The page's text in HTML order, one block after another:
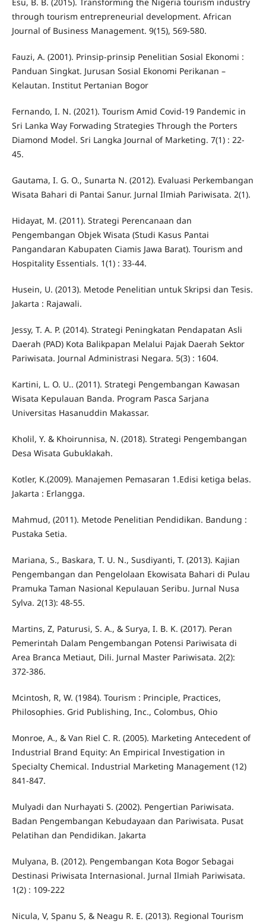
through tourism entrepreneurial development. African
Journal of Business Management. 9(15), 569-580.
Fauzi, A. (2001). Prinsip-prinsip Penelitian Sosial Ekonomi :
Panduan Singkat. Jurusan Sosial Ekonomi Perikanan –
Kelautan. Institut Pertanian Bogor
Fernando, I. N. (2021). Tourism Amid Covid-19 Pandemic in
Sri Lanka Way Forwading Strategies Through the Porters
Diamond Model. Sri Langka Journal of Marketing. 7(1) : 22-
45.
Gautama, I. G. O., Sunarta N. (2012). Evaluasi Perkembangan
Wisata Bahari di Pantai Sanur. Jurnal Ilmiah Pariwisata. 2(1).
Hidayat, M. (2011). Strategi Perencanaan dan
Pengembangan Objek Wisata (Studi Kasus Pantai
Pangandaran Kabupaten Ciamis Jawa Barat). Tourism and
Hospitality Essentials. 1(1) : 33-44.
Husein, U. (2013). Metode Penelitian untuk Skripsi dan Tesis.
Jakarta : Rajawali.
Jessy, T. A. P. (2014). Strategi Peningkatan Pendapatan Asli
Daerah (PAD) Kota Balikpapan Melalui Pajak Daerah Sektor
Pariwisata. Journal Administrasi Negara. 5(3) : 1604.
Kartini, L. O. U.. (2011). Strategi Pengembangan Kawasan
Wisata Kepulauan Banda. Program Pasca Sarjana
Universitas Hasanuddin Makassar.
Kholil, Y. & Khoirunnisa, N. (2018). Strategi Pengembangan
Desa Wisata Gubuklakah.
Kotler, K.(2009). Manajemen Pemasaran 1.Edisi ketiga belas.
Jakarta : Erlangga.
Mahmud, (2011). Metode Penelitian Pendidikan. Bandung :
Pustaka Setia.
Mariana, S., Baskara, T. U. N., Susdiyanti, T. (2013). Kajian
Pengembangan dan Pengelolaan Ekowisata Bahari di Pulau
Pramuka Taman Nasional Kepulauan Seribu. Jurnal Nusa
Sylva. 2(13): 48-55.
Martins, Z, Paturusi, S. A., & Surya, I. B. K. (2017). Peran
Pemerintah Dalam Pengembangan Potensi Pariwisata di
Area Branca Metiaut, Dili. Jurnal Master Pariwisata. 2(2):
372-386.
Mcintosh, R, W. (1984). Tourism : Principle, Practices,
Philosophies. Grid Publishing, Inc., Colombus, Ohio
Monroe, A., & Van Riel C. R. (2005). Marketing Antecedent of
Industrial Brand Equity: An Empirical Investigation in
Specialty Chemical. Industrial Marketing Management (12)
841-847.
Mulyadi dan Nurhayati S. (2002). Pengertian Pariwisata.
Badan Pengembangan Kebudayaan dan Pariwisata. Pusat
Pelatihan dan Pendidikan. Jakarta
Mulyana, B. (2012). Pengembangan Kota Bogor Sebagai
Destinasi Priwisata Internasional. Jurnal Ilmiah Pariwisata.
1(2) : 109-222
Nicula, V, Spanu S, & Neagu R. E. (2013). Regional Tourism